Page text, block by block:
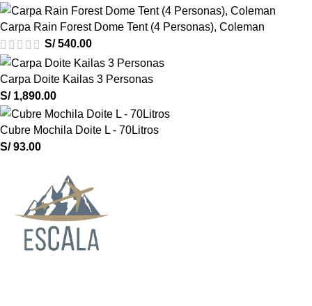
Carpa Rain Forest Dome Tent (4 Personas), Coleman
S/ 540.00
Carpa Doite Kailas 3 Personas
S/1,890.00
Cubre Mochila Doite L - 70Litros
S/93.00